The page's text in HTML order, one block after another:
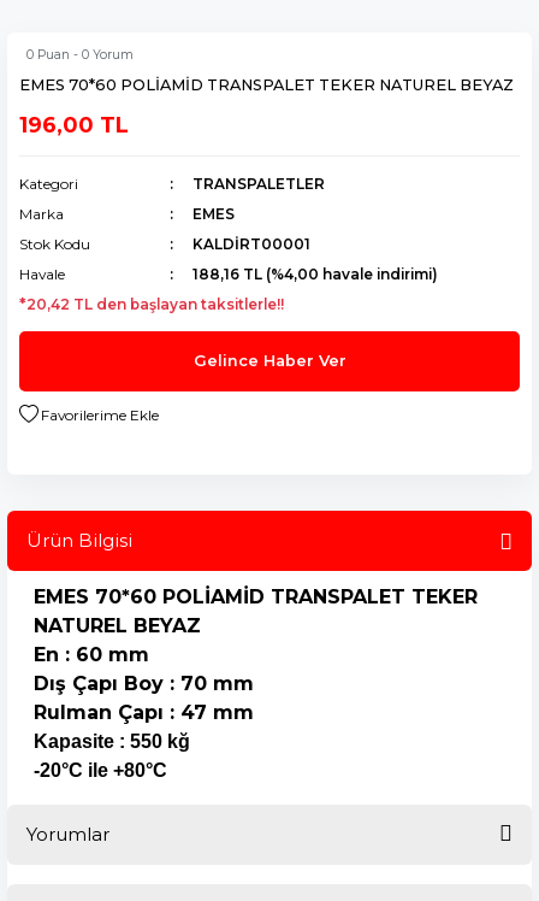
0 Puan - 0 Yorum
EMES 70*60 POLİAMİD TRANSPALET TEKER NATUREL BEYAZ
196,00 TL
Kategori
TRANSPALETLER
Marka
EMES
Stok Kodu
KALDİRT00001
Havale
188,16 TL (%4,00 havale indirimi)
*20,42 TL den başlayan taksitlerle!!
Gelince Haber Ver
Ürün Bilgisi
EMES 70*60 POLİAMİD TRANSPALET TEKER
NATUREL BEYAZ
En : 60 mm
Dış Çapı Boy : 70 mm
Rulman Çapı : 47 mm
Kapasite : 550 kğ
-20°C ile +80°C
Yorumlar